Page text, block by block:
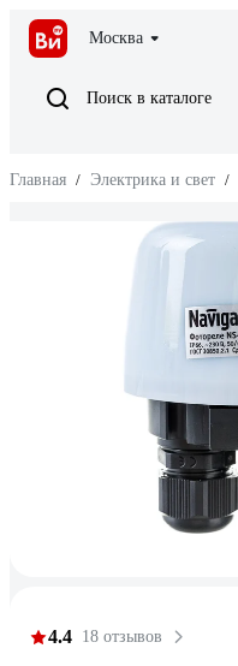
Москва
Поиск в каталоге
Главная / Электрика и свет /
4.4 18 отзывов